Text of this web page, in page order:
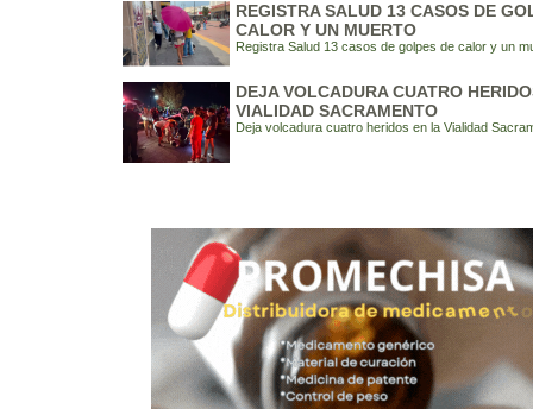
REGISTRA SALUD 13 CASOS DE
CALOR Y UN MUERTO
Registra Salud 13 casos de golpes de calor y un
DEJA VOLCADURA CUATRO
VIALIDAD SACRAMENTO
Deja volcadura cuatro heridos en la Vialidad